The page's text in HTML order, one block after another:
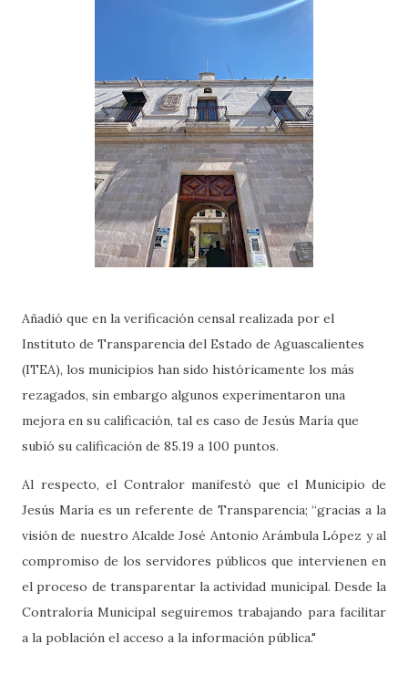
Añadió que en la verificación censal realizada por el
Instituto de Transparencia del Estado de Aguascalientes
(ITEA), los municipios han sido históricamente los más
rezagados, sin embargo algunos experimentaron una
mejora en su calificación, tal es caso de Jesús María que
subió su calificación de 85.19 a 100 puntos.
Al respecto, el Contralor manifestó que el Municipio de
Jesús María es un referente de Transparencia; “gracias a la
visión de nuestro Alcalde José Antonio Arámbula López y al
compromiso de los servidores públicos que intervienen en
el proceso de transparentar la actividad municipal. Desde la
Contraloría Municipal seguiremos trabajando para facilitar
a la población el acceso a la información pública."